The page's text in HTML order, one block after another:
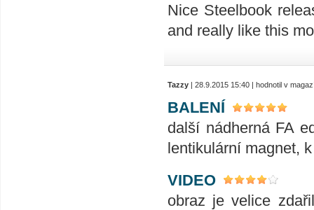
Nice Steelbook
and really like this
Tazzy | 28.9.2015 15:40 | hodnotil v
BALENÍ
další nádherná FA
lentikulární magnet,
VIDEO
obraz je velice